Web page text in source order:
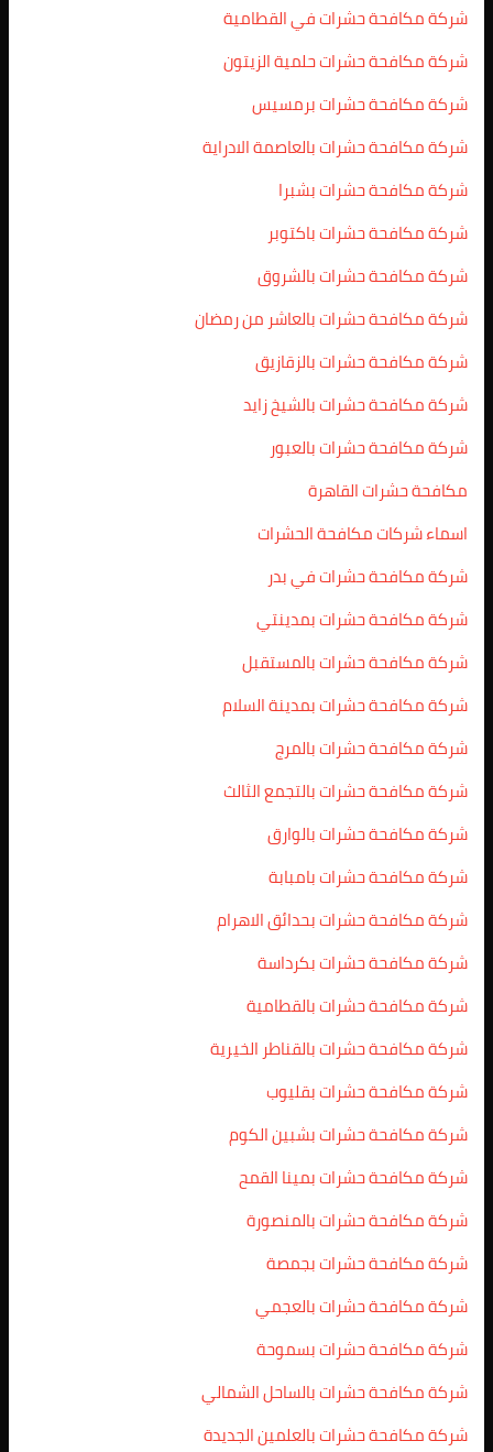
شركة مكافحة حشرات في القطامية
شركة مكافحة حشرات حلمية الزيتون
شركة مكافحة حشرات برمسيس
شركة مكافحة حشرات بالعاصمة الادراية
شركة مكافحة حشرات بشبرا
شركة مكافحة حشرات باكتوبر
شركة مكافحة حشرات بالشروق
شركة مكافحة حشرات بالعاشر من رمضان
شركة مكافحة حشرات بالزقازيق
شركة مكافحة حشرات بالشيخ زايد
شركة مكافحة حشرات بالعبور
مكافحة حشرات القاهرة
اسماء شركات مكافحة الحشرات
شركة مكافحة حشرات في بدر
شركة مكافحة حشرات بمدينتي
شركة مكافحة حشرات بالمستقبل
شركة مكافحة حشرات بمدينة السلام
شركة مكافحة حشرات بالمرج
شركة مكافحة حشرات بالتجمع الثالث
شركة مكافحة حشرات بالوارق
شركة مكافحة حشرات بامبابة
شركة مكافحة حشرات بحدائق الاهرام
شركة مكافحة حشرات بكرداسة
شركة مكافحة حشرات بالقطامية
شركة مكافحة حشرات بالقناطر الخيرية
شركة مكافحة حشرات بقليوب
شركة مكافحة حشرات بشبين الكوم
شركة مكافحة حشرات بمينا القمح
شركة مكافحة حشرات بالمنصورة
شركة مكافحة حشرات بجمصة
شركة مكافحة حشرات بالعجمي
شركة مكافحة حشرات بسموحة
شركة مكافحة حشرات بالساحل الشمالي
شركة مكافحة حشرات بالعلمين الجديدة